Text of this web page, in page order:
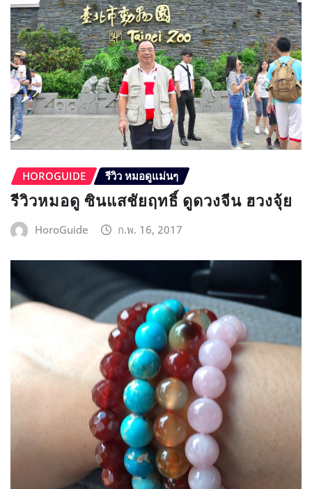
HOROGUIDE รีวิว หมอดูแม่นๆ
รีวิวหมอดู ซินแสชัยฤทธิ์ ดูดวงจีน ฮวงจุ้ย
HoroGuide ก.พ. 16, 2017